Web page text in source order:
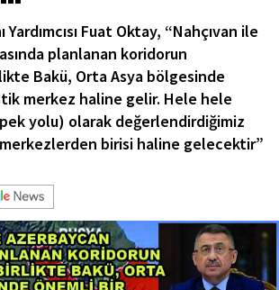
Yardımcısı Fuat Oktay, “Nahçıvan ile
planlanan koridorun
Bakü, Orta Asya bölgesinde
merkez haline gelir. Hele hele
yolu) olarak değerlendirdiğimiz
birisi haline gelecektir”